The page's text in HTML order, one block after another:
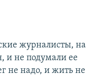
журналисты, на
и не подумали ее
не надо, и жить не